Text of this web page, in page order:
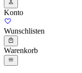
Konto
Wunschlisten
Warenkorb